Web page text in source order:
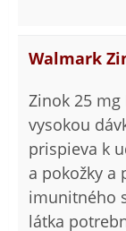
Walmark
Zinok 25 mg
vysokou
prispieva k
a pokožky
imunitného
látka